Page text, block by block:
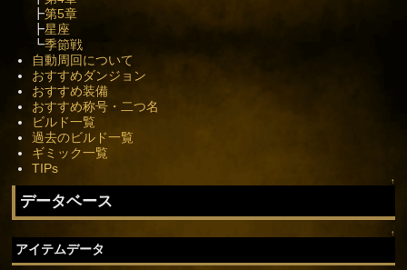
┣第5章
┣星座
┗季節戦
自動周回について
おすすめダンジョン
おすすめ装備
おすすめ称号・二つ名
ビルド一覧
過去のビルド一覧
ギミック一覧
TIPs
↑
データベース
↑
アイテムデータ